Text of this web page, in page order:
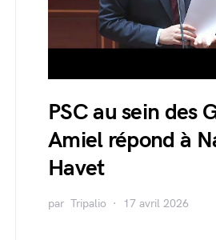
PSC au sein des
Amiel répond à
Havet
par Tripalio 17 avril 2026